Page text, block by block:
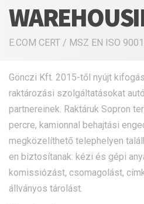
E.COM CERT / MSZ EN ISO
Gönczi Kft. 2015-től nyújt
raktározási szolgáltatásokat
partnereinek. Raktáruk Sopron
percre, kamionnal behajtási
megközelíthető telephelyen
en biztosítanak: kézi és gépi
komissiózást, csomagolást,
állványos tárolást.